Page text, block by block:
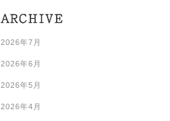
2026年7月
2026年6月
2026年5月
2026年4月